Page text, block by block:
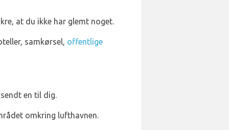
at du ikke har glemt noget.
samkørsel, offentlige
en til dig.
omkring lufthavnen.